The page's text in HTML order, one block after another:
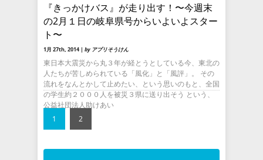
『きっかけバス』が走り出す！〜今週末
の2月１日の岐阜県号からいよいよスター
ト〜
1月 27th, 2014 | by アプリそうけん
東日本大震災から丸３年が経とうとしている今、東北の
人たちが苦しめられている「風化」と「風評」。 その
流れをなんとかして止めたい、という思いのもと、全国
の学生約２０００人を被災３県に送り出そう という、
公益社団法人助けあい
1
2